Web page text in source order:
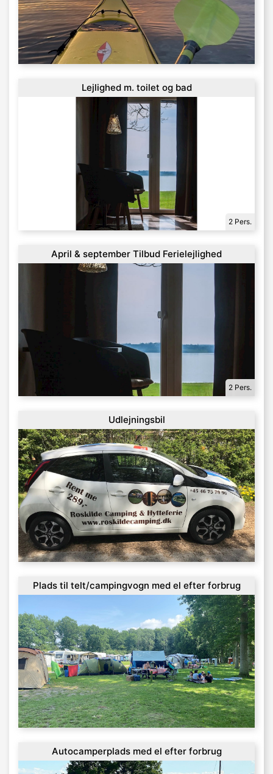
Lejlighed m. toilet og bad
2 Pers.
April & september Tilbud Ferielejlighed
2 Pers.
Udlejningsbil
Plads til telt/campingvogn med el efter forbrug
Autocamperplads med el efter forbrug